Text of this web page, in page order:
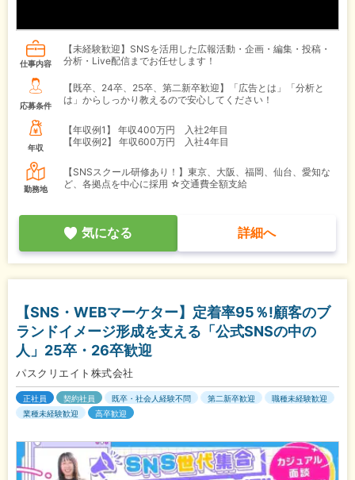
仕事内容
【未経験歓迎】SNSを活用した広報活動・企画・編集・投稿・
分析・Live配信までお任せします！
応募条件
【既卒、24卒、25卒、第二新卒歓迎】「広告とは」「分析と
は」からしっかり教えるので安心してください！
年収
【年収例1】
年収400万円 入社2年目
【年収例2】
年収600万円 入社4年目
勤務地
【SNSスクール研修あり！】東京、大阪、福岡、仙台、愛知な
ど、各拠点を中心に採用 ☆交通費全額支給
気になる 詳細へ
【SNS・WEBマーケター】定着率95％!顧客のブ
ランドイメージ形成を支える「公式SNSの中の
人」25卒・26卒歓迎
パスクリエイト株式会社
正社員 契約社員 既卒・社会人経験不問 第二新卒歓迎
職種未経験歓迎
業種未経験歓迎
高卒歓迎